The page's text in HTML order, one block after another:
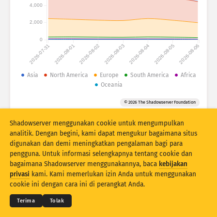
Attack statistics: Devices
Bantuan
Negara
Data set
Limit
Tumpang tindih
Otomatis perbarui hasil
Perbarui Reset
Unduh sebagai PNG
2026-07-31 2026-08-01 2026-08-02 2026-08-03 2026-08-04 2026-08-05 2026-08-06
0
2,000
4,000
Asia North America Europe South America
Africa
Oceania
© 2026 The Shadowserver Foundation
© 2026 THE SHADOWSERVER FOUNDATION
Privasi & Ketentuan
Hubungi Kami Kredit
Shadowserver menggunakan cookie untuk mengumpulkan
analitik. Dengan begini, kami dapat mengukur bagaimana situs
digunakan dan demi meningkatkan pengalaman bagi para
pengguna. Untuk informasi selengkapnya tentang cookie dan
bagaimana Shadowserver menggunakannya, baca kebijakan
privasi kami. Kami memerlukan izin Anda untuk menggunakan
cookie ini dengan cara ini di perangkat Anda.
Terima Tolak